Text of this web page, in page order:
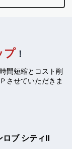
プ！
間短縮とコスト削
させていただきま
ロブ シティⅡ